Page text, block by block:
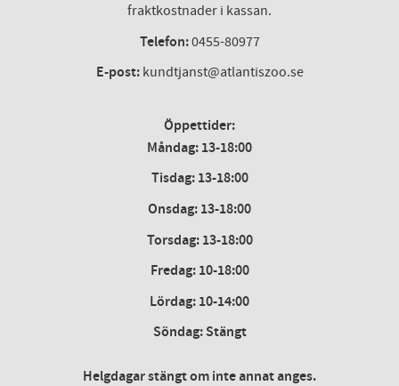
fraktkostnader i kassan.
Telefon:0455-80977
E-post:kundtjanst@atlantiszoo.se
Öppettider:
Måndag: 13-18:00
Tisdag: 13-18:00
Onsdag:13-18:00
Torsdag:13-18:00
Fredag:10-18:00
Lördag: 10-14:00
Söndag: Stängt
Helgdagar stängt om inte annat anges.